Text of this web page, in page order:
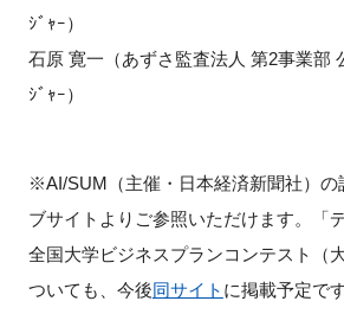
ｼﾞｬｰ）
石原 寛一（あずさ監査法人 第2事業
ｼﾞｬｰ）
※AI/SUM（主催・日本経済新聞社）の
ブサイトよりご参照いただけます。「
全国大学ビジネスプランコンテスト（
ついても、今後同サイト に掲載予定です